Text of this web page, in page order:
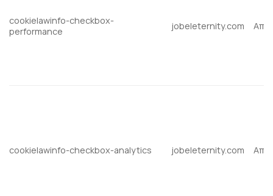
cookielawinfo-checkbox-
performance
jobeleternity.com
cookielawinfo-checkbox-analytics jobeleternity.com